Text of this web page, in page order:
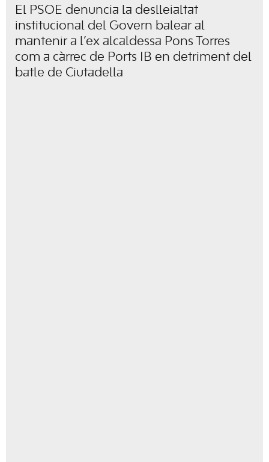
El PSOE denuncia la deslleialtat
institucional del Govern balear al
mantenir a l’ex alcaldessa Pons Torres
com a càrrec de Ports IB en detriment del
batle de Ciutadella